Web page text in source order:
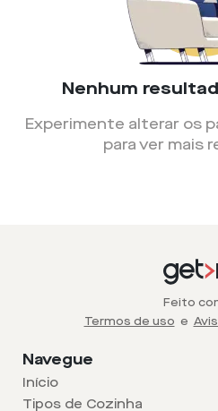
Nenhum
Experimente alterar os
para ver mais
Feito
Termos de uso e
Navegue
Início
Tipos de Cozinha